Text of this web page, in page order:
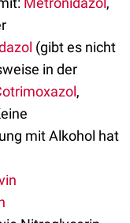
(gibt es nicht
in der
,
mit Alkohol hat